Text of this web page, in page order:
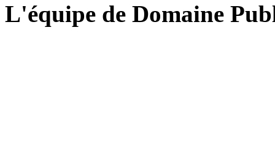
L'équipe de Domaine